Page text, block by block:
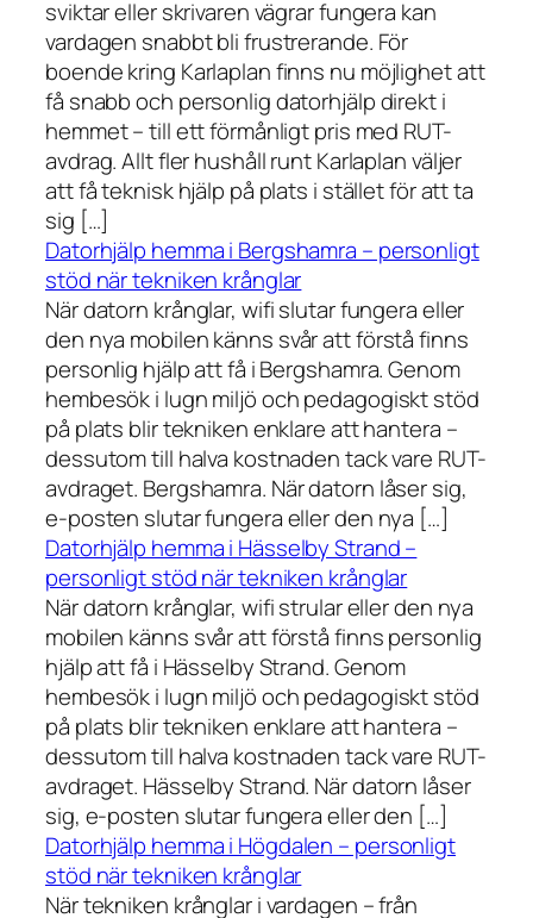
sviktar eller skrivaren vägrar fungera kan
vardagen snabbt bli frustrerande. För
boende kring Karlaplan finns nu möjlighet att
få snabb och personlig datorhjälp direkt i
hemmet – till ett förmånligt pris med RUT-
avdrag. Allt fler hushåll runt Karlaplan väljer
att få teknisk hjälp på plats i stället för att ta
sig […]
Datorhjälp hemma i Bergshamra – personligt
stöd när tekniken krånglar
När datorn krånglar, wifi slutar fungera eller
den nya mobilen känns svår att förstå finns
personlig hjälp att få i Bergshamra. Genom
hembesök i lugn miljö och pedagogiskt stöd
på plats blir tekniken enklare att hantera –
dessutom till halva kostnaden tack vare RUT-
avdraget. Bergshamra. När datorn låser sig,
e-posten slutar fungera eller den nya […]
Datorhjälp hemma i Hässelby Strand –
personligt stöd när tekniken krånglar
När datorn krånglar, wifi strular eller den nya
mobilen känns svår att förstå finns personlig
hjälp att få i Hässelby Strand. Genom
hembesök i lugn miljö och pedagogiskt stöd
på plats blir tekniken enklare att hantera –
dessutom till halva kostnaden tack vare RUT-
avdraget. Hässelby Strand. När datorn låser
sig, e-posten slutar fungera eller den […]
Datorhjälp hemma i Högdalen – personligt
stöd när tekniken krånglar
När tekniken krånglar i vardagen – från